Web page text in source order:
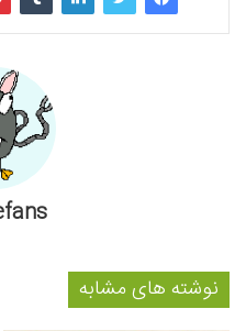
نوشته های مشابه